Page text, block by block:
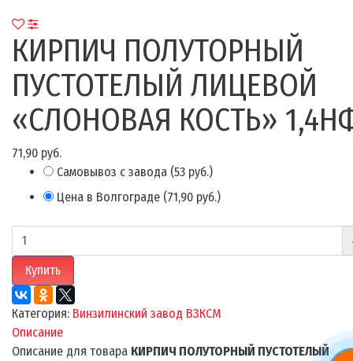
КИРПИЧ ПОЛУТОРНЫЙ
ПУСТОТЕЛЫЙ ЛИЦЕВОЙ
«СЛОНОВАЯ КОСТЬ»
71,90 руб.
Самовывоз с завода (53 руб.)
Цена в Волгограде (71,90 руб.)
Купить
Категория: Винзилинский завод ВЗКСМ
Описание
Описание для товара КИРПИЧ ПОЛУТОРНЫЙ ПУСТОТЕЛЫЙ